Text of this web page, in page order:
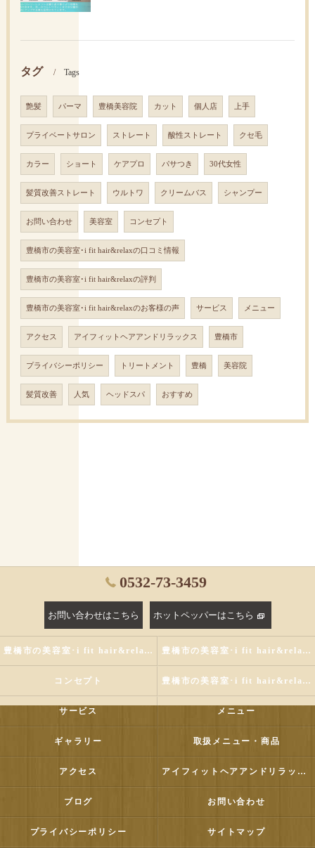
タグ Tags
艶髪 パーマ 豊橋美容院 カット 個人店 上手
プライベートサロン ストレート 酸性ストレート クセ毛
カラー ショート ケアプロ パサつき 30代女性
髪質改善ストレート ウルトワ クリームバス シャンプー
お問い合わせ 美容室 コンセプト
豊橋市の美容室･i fit hair&relaxの口コミ情報
豊橋市の美容室･i fit hair&relaxの評判
豊橋市の美容室･i fit hair&relaxのお客様の声 サービス メニュー
アクセス アイフィットヘアアンドリラックス 豊橋市
プライバシーポリシー トリートメント 豊橋 美容院
髪質改善 人気 ヘッドスパ おすすめ
0532-73-3459
お問い合わせはこちら ホットペッパーはこちら
豊橋市の美容室･i fit hair&relaxの評判 豊橋市の美容室･i fit hair&relaxのお客様の声
コンセプト 豊橋市の美容室･i fit hair&relaxの口コミ情報
サービス メニュー
ギャラリー 取扱メニュー・商品
アクセス アイフィットヘアアンドリラックス
ブログ お問い合わせ
プライバシーポリシー サイトマップ